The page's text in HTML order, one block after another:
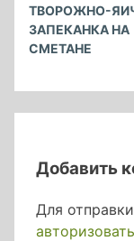
Reading
ТВОРОЖНО-
ЗАПЕКАНКА НА
СМЕТАНЕ
Добавить
Для